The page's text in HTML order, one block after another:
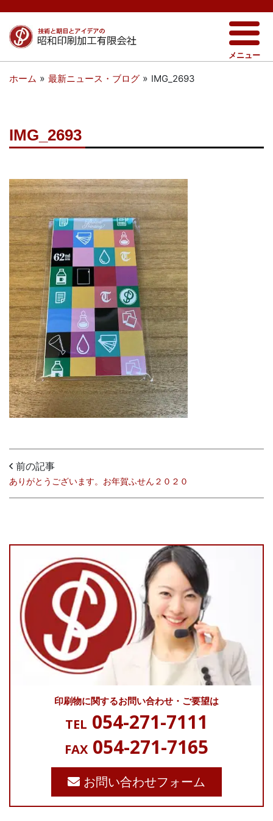
メニュー
ホーム » 最新ニュース・ブログ » IMG_2693
IMG_2693
前の記事
ありがとうございます。お年賀ふせん２０２０
印刷物に関するお問い合わせ・ご要望は
TEL 054-271-7111
FAX 054-271-7165
お問い合わせフォーム